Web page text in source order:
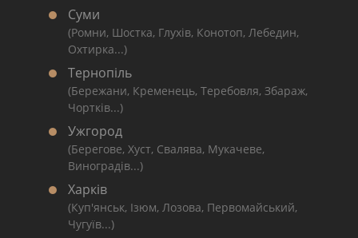
Суми
(Ромни, Шостка, Глухів, Конотоп, Лебедин,
Охтирка...)
Тернопіль
(Бережани, Кременець, Теребовля, Збараж,
Чортків...)
Ужгород
(Берегове, Хуст, Свалява, Мукачеве,
Виноградів...)
Харків
(Куп'янськ, Ізюм, Лозова, Первомайський,
Чугуїв...)